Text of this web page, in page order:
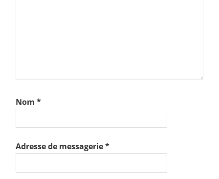
Nom *
Adresse de messagerie*